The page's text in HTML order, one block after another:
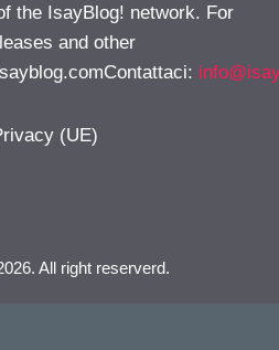
the IsayBlog! network. For
and other
:
(UE)
All right reserverd.